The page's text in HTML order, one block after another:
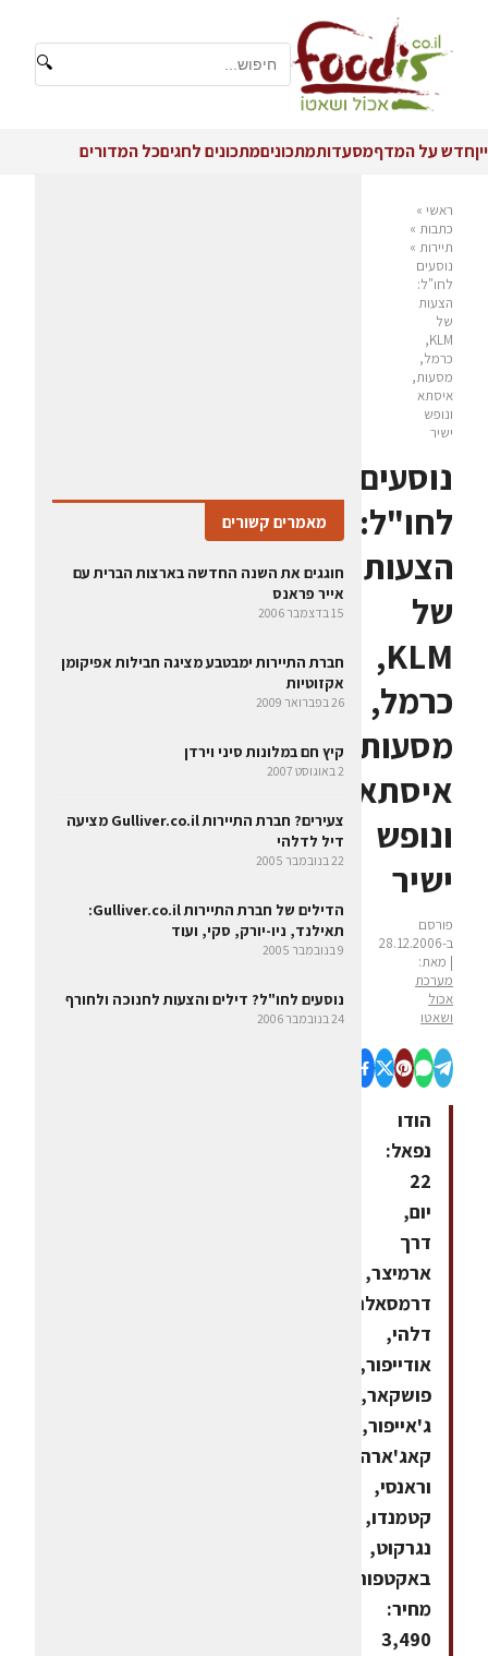
🔍
ייןחדש על המדףמסעדותמתכוניםמתכונים לחגיםכל המדורים
ראשי »
כתבות »
תיירות »
נוסעים
לחו"ל:
הצעות
של
KLM,
כרמל,
מסעות,
איסתא
ונופש
ישיר
נוסעים
לחו"ל:
הצעות
של
KLM,
כרמל,
מסעות,
איסתא
ונופש
ישיר
פורסם
ב-28.12.2006
| מאת:
מערכת
אכול
ושאטו
הודו
נפאל:
22
יום,
דרך
ארמיצר,
דרמסאלה,
דלהי,
אודייפור,
פושקאר,
ג'אייפור,
קאג'ארהו,
וראנסי,
קטמנדו,
נגרקוט,
באקטפור.
מחיר:
3,490
מאמרים קשורים
חוגגים את השנה החדשה בארצות הברית עם
אייר פראנס
15 בדצמבר 2006
חברת התיירות ימבטבע מציגה חבילות אפיקומן
אקזוטיות
26 בפברואר 2009
קיץ חם במלונות סיני וירדן
2 באוגוסט 2007
צעירים? חברת התיירות Gulliver.co.il מציעה
דיל לדלהי
22 בנובמבר 2005
הדילים של חברת התיירות Gulliver.co.il:
תאילנד, ניו-יורק, סקי, ועוד
9 בנובמבר 2005
נוסעים לחו"ל? דילים והצעות לחנוכה ולחורף
24 בנובמבר 2006